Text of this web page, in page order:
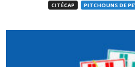
CITÉCAP PITCHOUNS DE